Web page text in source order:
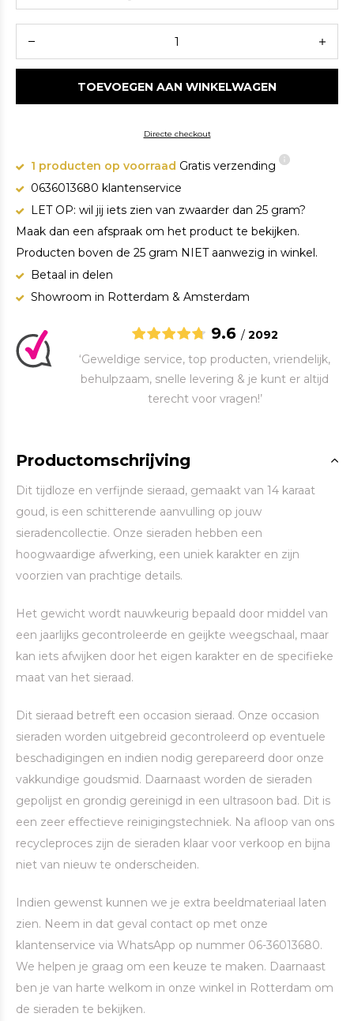
TOEVOEGEN AAN WINKELWAGEN
Directe checkout
1 producten op voorraad Gratis verzending
0636013680 klantenservice
LET OP: wil jij iets zien van zwaarder dan 25 gram?
Maak dan een afspraak om het product te bekijken.
Producten boven de 25 gram NIET aanwezig in winkel.
Betaal in delen
Showroom in Rotterdam & Amsterdam
9.6 / 2092
‘Geweldige service, top producten, vriendelijk,
behulpzaam, snelle levering & je kunt er altijd
terecht voor vragen!’
Productomschrijving
Dit tijdloze en verfijnde sieraad, gemaakt van 14 karaat
goud, is een schitterende aanvulling op jouw
sieradencollectie. Onze sieraden hebben een
hoogwaardige afwerking, een uniek karakter en zijn
voorzien van prachtige details.
Het gewicht wordt nauwkeurig bepaald door middel van
een jaarlijks gecontroleerde en geijkte weegschaal, maar
kan iets afwijken door het eigen karakter en de specifieke
maat van het sieraad.
Dit sieraad betreft een occasion sieraad. Onze occasion
sieraden worden uitgebreid gecontroleerd op eventuele
beschadigingen en indien nodig gerepareerd door onze
vakkundige goudsmid. Daarnaast worden de sieraden
gepolijst en grondig gereinigd in een ultrasoon bad. Dit is
een zeer effectieve reinigingstechniek. Na afloop van ons
recycleproces zijn de sieraden klaar voor verkoop en bijna
niet van nieuw te onderscheiden.
Indien gewenst kunnen we je extra beeldmateriaal laten
zien. Neem in dat geval contact op met onze
klantenservice via WhatsApp op nummer 06-36013680.
We helpen je graag om een keuze te maken. Daarnaast
ben je van harte welkom in onze winkel in Rotterdam om
de sieraden te bekijken.